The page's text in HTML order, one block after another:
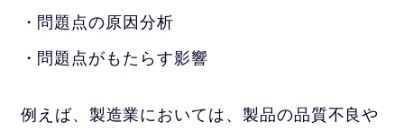
問題点の原因分析
問題点がもたらす影響
例えば、製造業においては、製品の品質不良や